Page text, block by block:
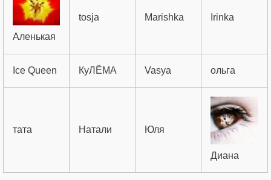
Аленькая
tosja Marishka Irinka
Ice Queen КуЛЁМА Vasya ольга
тата Натали Юля
Диана